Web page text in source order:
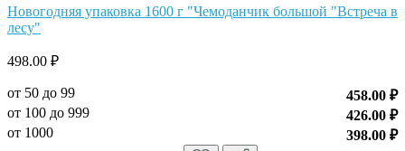
Новогодняя упаковка 1600 г "Чемоданчик большой "Встреча в
лесу"
498.00 ₽
от 50 до 99
458.00 ₽
от 100 до 999
426.00 ₽
от 1000
398.00 ₽